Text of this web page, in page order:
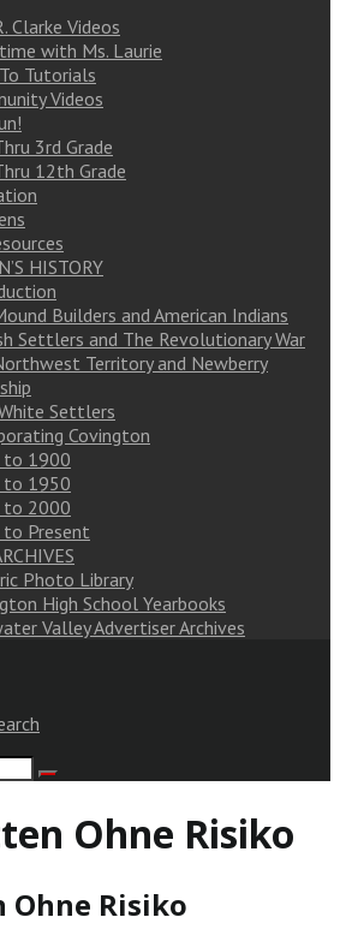
Clarke Videos
with Ms. Laurie
Tutorials
Videos
3rd Grade
12th Grade
HISTORY
Builders and American Indians
Settlers and The Revolutionary War
Territory and Newberry
Settlers
Covington
to 1900
to 1950
to 2000
Present
Photo Library
High School Yearbooks
Valley Advertiser Archives
Ohne Risiko
Ohne Risiko